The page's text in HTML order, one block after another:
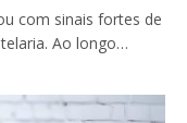
com sinais fortes de
Ao longo…